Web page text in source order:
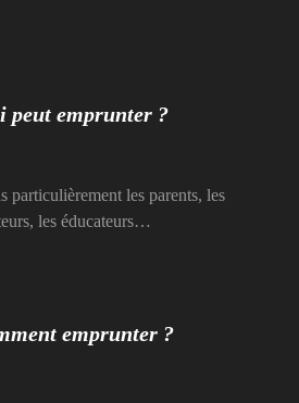
peut emprunter ?
particulièrement les parents, les
les éducateurs…
emprunter ?